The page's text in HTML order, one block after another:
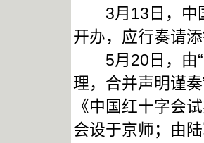
3月13日，中国
开办，应行奏请
5月20日，由“
理，合并声明谨
《中国红十字会
会设于京师；由